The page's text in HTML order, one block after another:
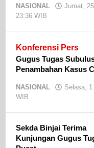
NASIONAL
Jumat,
23:36 WIB
Konferensi Pers
Gugus Tugas
Penambahan Kasus
NASIONAL
Selasa,
WIB
Sekda Binjai Terima
Kunjungan Gugus